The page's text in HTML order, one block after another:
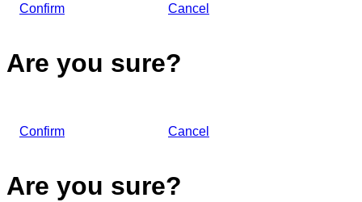
Confirm Cancel
Are you sure?
Confirm Cancel
Are you sure?